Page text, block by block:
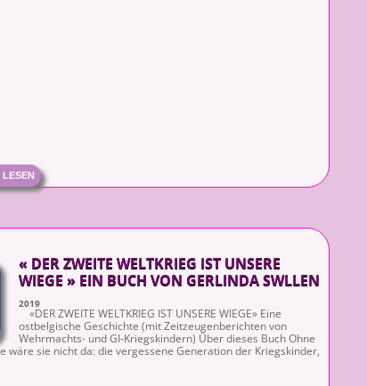
« DER ZWEITE WELTKRIEG IST UNSERE
WIEGE » EIN BUCH VON GERLINDA SWLLEN
2019
«DER ZWEITE WELTKRIEG IST UNSERE WIEGE» Eine
ostbelgische Geschichte (mit Zeitzeugenberichten von
Wehrmachts- und GI-Kriegskindern) Über dieses Buch Ohne
wäre sie nicht da: die vergessene Generation der Kriegskinder,